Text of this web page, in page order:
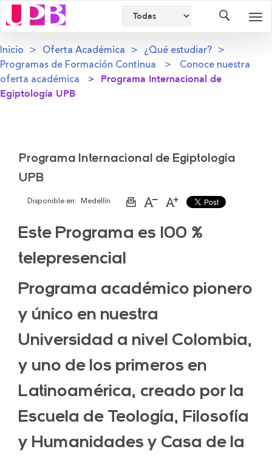
Inicio Oferta Académica
¿Qué estudiar?
Programas de Formación Continua
Conoce nuestra
oferta académica
Programa Internacional de
Egiptología UPB
Programa Internacional de Egiptología
UPB
Disponible en: Medellín
ImprimirAumentar
de
la
Disminuir
de
la
Este Programa es 100 %
telepresencial
Programa académico pionero
y único en nuestra
Universidad a nivel Colombia,
y uno de los primeros en
Latinoamérica, creado por la
Escuela de Teología, Filosofía
y Humanidades y Casa de la